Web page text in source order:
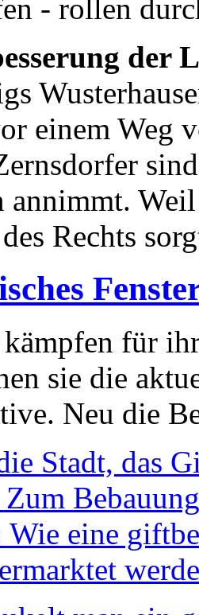
- rollen
der
einem Weg
annimmt.
Rechts
für
sie die
Neu die
Stadt, das
Zum
Wie eine